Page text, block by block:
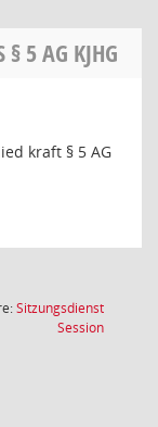
5 AG KJHG
kraft § 5 AG
Sitzungsdienst
Session(Wird in